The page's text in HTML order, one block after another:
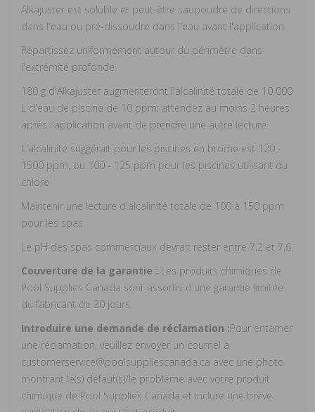
Alkajuster est soluble et peut-être saupoudré de directions
dans l'eau ou pré-dissoudre dans l'eau avant l'application.
Répartissez uniformément autour du périmètre dans
l'extrémité profonde.
180 g d'Alkajuster augmenteront l'alcalinité totale de 10 000
L d'eau de piscine de 10 ppm; attendez au moins 2 heures
après l'application avant de prendre une autre lecture.
L'alcalinité suggérait pour les piscines en brome est 120 -
1500 ppm, ou 100 - 125 ppm pour les piscines utilisant du
chlore
Maintenir une lecture d'alcalinité totale de 100 à 150 ppm
pour les spas.
Le pH des spas commerciaux devrait rester entre 7,2 et 7,6.
Couverture de la garantie : Les produits chimiques de
Pool Supplies Canada sont assortis d'une garantie limitée
du fabricant de 30 jours.
Introduire une demande de réclamation :Pour entamer
une réclamation, veuillez envoyer un courriel à
customerservice@poolsuppliescanada.ca avec une photo
montrant le(s) défaut(s)/le problème avec votre produit
chimique de Pool Supplies Canada et inclure une brève